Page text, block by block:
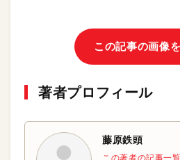
この記事の画像
著者プロフィール
藤原鉄頭